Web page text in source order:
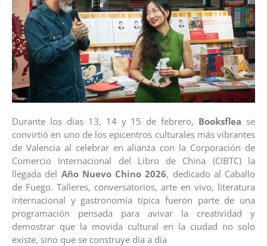
Durante los días 13, 14 y 15 de febrero, Booksflea se
convirtió en uno de los epicentros culturales más vibrantes
de Valencia al celebrar en alianza con la Corporación de
Comercio Internacional del Libro de China (CIBTC) la
llegada del Año Nuevo Chino 2026, dedicado al Caballo
de Fuego. Talleres, conversatorios, arte en vivo, literatura
internacional y gastronomía típica fueron parte de una
programación pensada para avivar la creatividad y
demostrar que la movida cultural en la ciudad no solo
existe, sino que se construye día a día